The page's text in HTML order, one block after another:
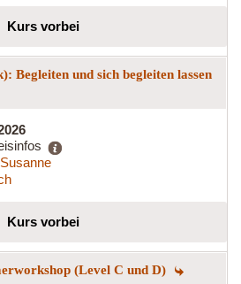
Kurs vorbei
Begleiten und sich begleiten lassen
Kurs vorbei
(Level C und D)